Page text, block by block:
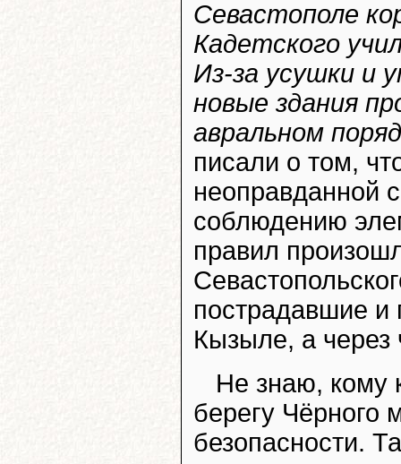
Севастополе
Кадетского
Из-за усушки и
новые здания
авральном
писали о том,
неоправданной
соблюдению
правил
пострадавшие
Кызыле, а через
Не знаю, кому
берегу Чёрного
безопасности.